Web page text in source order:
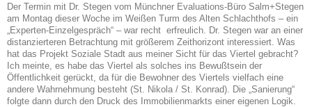
Der Termin mit Dr. Stegen vom Münchner Evaluations-Büro Salm+Stegen
am Montag dieser Woche im Weißen Turm des Alten Schlachthofs – ein
„Experten-Einzelgespräch“ – war recht erfreulich. Dr. Stegen war an einer
distanzierteren Betrachtung mit größerem Zeithorizont interessiert. Was
hat das Projekt Soziale Stadt aus meiner Sicht für das Viertel gebracht?
Ich meinte, es habe das Viertel als solches ins Bewußtsein der
Öffentlichkeit gerückt, da für die Bewohner des Viertels vielfach eine
andere Wahrnehmung besteht (St. Nikola / St. Konrad). Die „Sanierung“
folgte dann durch den Druck des Immobilienmarkts einer eigenen Logik.